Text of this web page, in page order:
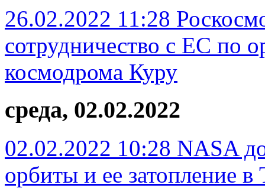
26.02.2022 11:28
сотрудничество с ЕС по
космодрома Куру
среда, 02.02.2022
02.02.2022 10:28 NASA
орбиты и ее затопление